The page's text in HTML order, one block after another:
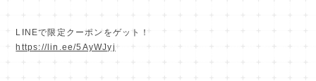
LINEで限定クーポンをゲット！
https://lin.ee/5AyWJyj